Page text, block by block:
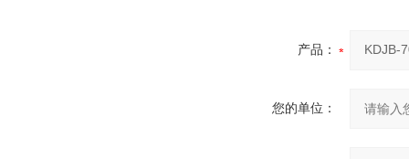
产品：
您的单位：